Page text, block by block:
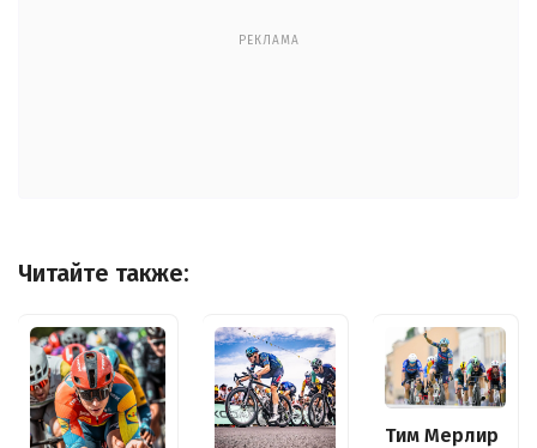
РЕКЛАМА
Читайте также:
Тим Мерлир